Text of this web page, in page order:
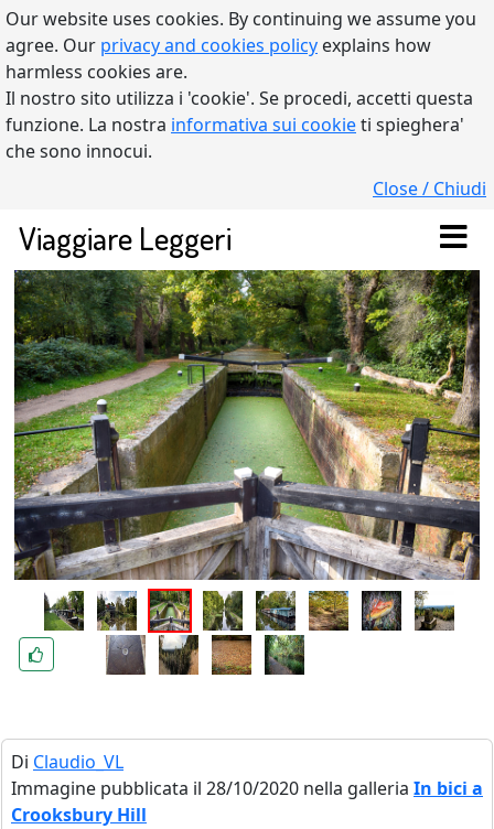
Our website uses cookies. By continuing we assume you
agree. Our privacy and cookies policy explains how
harmless cookies are.
Il nostro sito utilizza i 'cookie'. Se procedi, accetti questa
funzione. La nostra informativa sui cookieti spieghera'
che sono innocui.
Close / Chiudi
Viaggiare Leggeri
Di Claudio_VL
Immagine pubblicata il 28/10/2020 nella galleria In bici a
Crooksbury Hill